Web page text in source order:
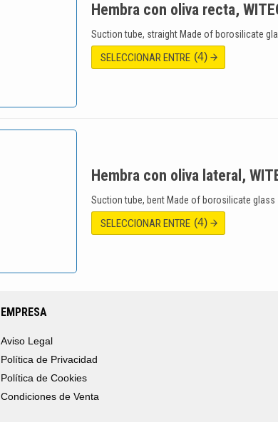
Hembra con oliva recta,
Suction tube, straight Made of borosilicate
SELECCIONAR ENTRE (4)
Hembra con oliva lateral,
Suction tube, bent Made of borosilicate glass
SELECCIONAR ENTRE (4)
EMPRESA
Aviso Legal
Política de Privacidad
Política de Cookies
Condiciones de Venta